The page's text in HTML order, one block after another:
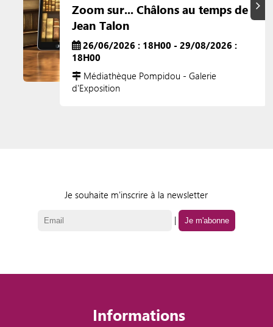
Zoom sur... Châlons au temps de
Jean Talon
26/06/2026 : 18H00 - 29/08/2026 :
18H00
Médiathèque Pompidou - Galerie
d'Exposition
Je souhaite m'inscrire à la newsletter
|
Informations